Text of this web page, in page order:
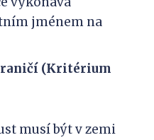
jménem na
(Kritérium
musí být v zemi